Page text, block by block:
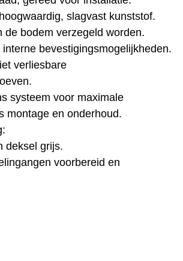
slagvast kunststof.
de bodem verzegeld worden.
bevestigingsmogelijkheden.
verliesbare
systeem voor maximale
montage en onderhoud.
deksel grijs.
voorbereid en